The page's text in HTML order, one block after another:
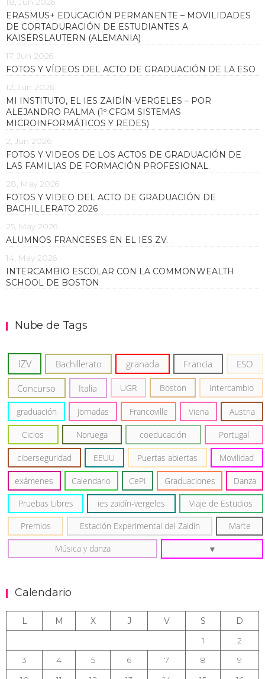
ERASMUS+ EDUCACIÓN PERMANENTE – MOVILIDADES
DE CORTADURACIÓN DE ESTUDIANTES A
KAISERSLAUTERN (ALEMANIA)
17, Jun 2026
FOTOS Y VÍDEOS DEL ACTO DE GRADUACIÓN DE LA ESO
12, Jun 2026
MI INSTITUTO, EL IES ZAIDÍN-VERGELES – POR
ALEJANDRO PALMA (1º CFGM SISTEMAS
MICROINFORMÁTICOS Y REDES)
2, Jun 2026
FOTOS Y VIDEOS DE LOS ACTOS DE GRADUACIÓN DE
LAS FAMILIAS DE FORMACIÓN PROFESIONAL.
28, May 2026
FOTOS Y VIDEO DEL ACTO DE GRADUACIÓN DE
BACHILLERATO 2026
25, May 2026
ALUMNOS FRANCESES EN EL IES ZV.
14, May 2026
INTERCAMBIO ESCOLAR CON LA COMMONWEALTH
SCHOOL DE BOSTON
Nube de Tags
IZV Bachillerato granada Francia ESO
Concurso Italia UGR Boston Intercambio
graduación Jornadas Francoville Viena Austria
Ciclos Noruega coeducación Portugal
ciberseguridad EEUU Puertas abiertas Movilidad
exámenes Calendario CePI Graduaciones Danza
Pruebas Libres ies zaidín-vergeles Viaje de Estudios
Premios Estación Experimental del Zaidín Marte
Música y danza
Calendario
L M X J V S
D
1
2
3
4 5 6 7 8
9